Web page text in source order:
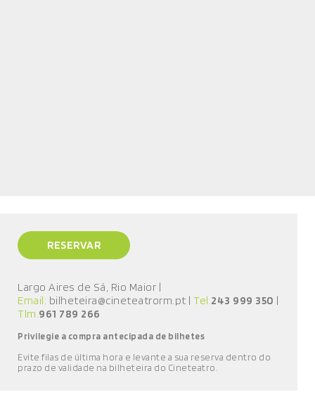
RESERVAR
Largo Aires de Sá, Rio Maior |
Email: bilheteira@cineteatrorm.pt | Tel.243 999 350 |
Tlm.961 789 266
Privilegie a compra antecipada de bilhetes
Evite filas de última hora e levante a sua reserva dentro do
prazo de validade na bilheteira do Cineteatro